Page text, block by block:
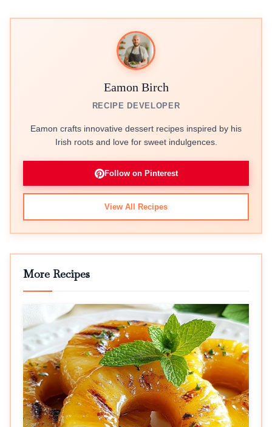
Eamon Birch
RECIPE DEVELOPER
Eamon crafts innovative dessert recipes inspired by his
Irish roots and love for sweet indulgences.
Follow on Pinterest
View All Recipes
More Recipes